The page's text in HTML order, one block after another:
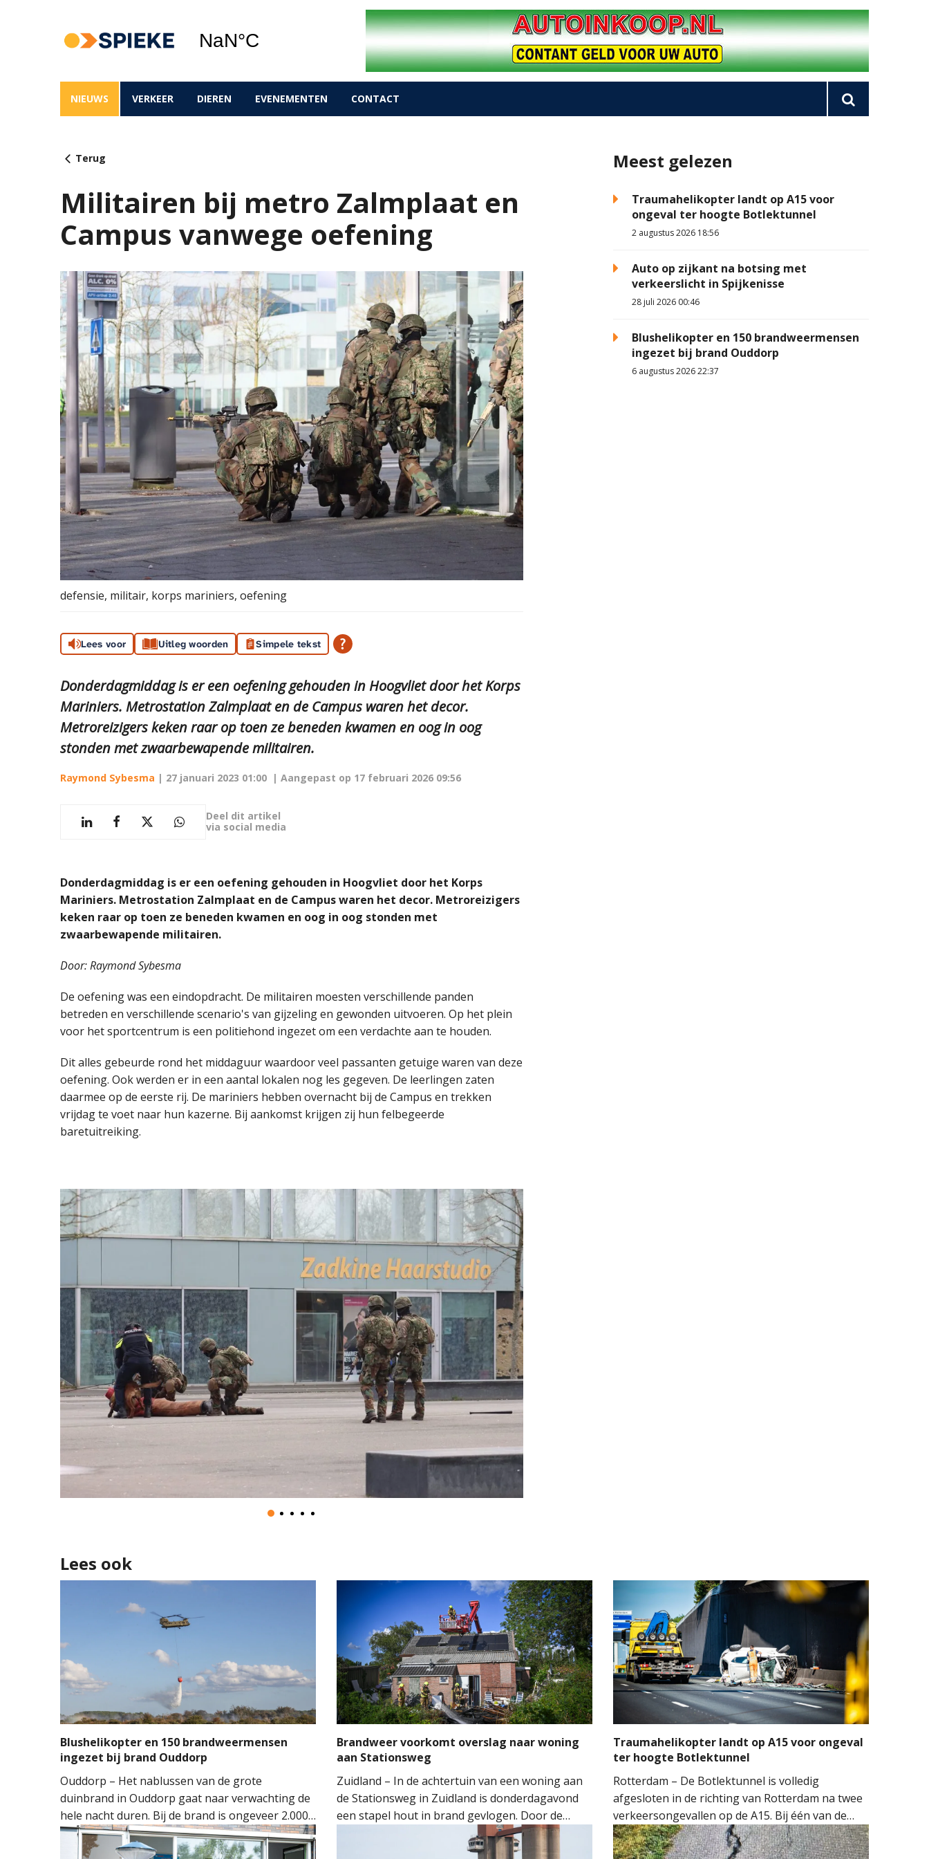
NIEUWS VERKEER DIEREN EVENEMENTEN CONTACT
Terug
Militairen bij metro Zalmplaat en
Campus vanwege oefening
defensie, militair, korps mariniers, oefening
Lees voor Uitleg woorden Simpele tekst
Donderdagmiddag is er een oefening gehouden in Hoogvliet door het Korps
Mariniers. Metrostation Zalmplaat en de Campus waren het decor.
Metroreizigers keken raar op toen ze beneden kwamen en oog in oog
stonden met zwaarbewapende militairen.
Raymond Sybesma | 27 januari 2023 01:00 | Aangepast op 17 februari 2026 09:56
Deel dit artikel
via social media
Donderdagmiddag is er een oefening gehouden in Hoogvliet door het Korps
Mariniers. Metrostation Zalmplaat en de Campus waren het decor. Metroreizigers
keken raar op toen ze beneden kwamen en oog in oog stonden met
zwaarbewapende militairen.
Door: Raymond Sybesma
De oefening was een eindopdracht. De militairen moesten verschillende panden
betreden en verschillende scenario's van gijzeling en gewonden uitvoeren. Op het plein
voor het sportcentrum is een politiehond ingezet om een verdachte aan te houden.
Dit alles gebeurde rond het middaguur waardoor veel passanten getuige waren van deze
oefening. Ook werden er in een aantal lokalen nog les gegeven. De leerlingen zaten
daarmee op de eerste rij. De mariniers hebben overnacht bij de Campus en trekken
vrijdag te voet naar hun kazerne. Bij aankomst krijgen zij hun felbegeerde
baretuitreiking.
Meest gelezen
Traumahelikopter landt op A15 voor
ongeval ter hoogte Botlektunnel
2 augustus 2026 18:56
Auto op zijkant na botsing met
verkeerslicht in Spijkenisse
28 juli 2026 00:46
Blushelikopter en 150 brandweermensen
ingezet bij brand Ouddorp
6 augustus 2026 22:37
Lees ook
Blushelikopter en 150 brandweermensen
ingezet bij brand Ouddorp
Ouddorp – Het nablussen van de grote
duinbrand in Ouddorp gaat naar verwachting de
hele nacht duren. Bij de brand is ongeveer 2.000
vierkante meter natuur verloren gegaan. De
brand ontstond rond 14.00 uur, waarna de
Brandweer voorkomt overslag naar woning
aan Stationsweg
Zuidland – In de achtertuin van een woning aan
de Stationsweg in Zuidland is donderdagavond
een stapel hout in brand gevlogen. Door de
snelle inzet van de brandweer kon worden
voorkomen dat het vuur oversloeg naar de
Traumahelikopter landt op A15 voor ongeval
ter hoogte Botlektunnel
Rotterdam – De Botlektunnel is volledig
afgesloten in de richting van Rotterdam na twee
verkeersongevallen op de A15. Bij één van de
ongevallen sloeg een auto over de kop.
Hulpdiensten kwamen massaal ter plaatse.